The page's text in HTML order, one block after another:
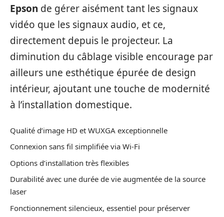
Epson de gérer aisément tant les signaux
vidéo que les signaux audio, et ce,
directement depuis le projecteur. La
diminution du câblage visible encourage par
ailleurs une esthétique épurée de design
intérieur, ajoutant une touche de modernité
à l’installation domestique.
Qualité d’image HD et WUXGA exceptionnelle
Connexion sans fil simplifiée via Wi-Fi
Options d’installation très flexibles
Durabilité avec une durée de vie augmentée de la source
laser
Fonctionnement silencieux, essentiel pour préserver